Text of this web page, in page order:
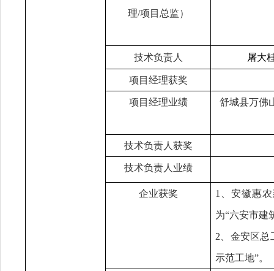
理/项目总监）
技术负责人 屠大
项目经理获奖
项目经理业绩 舒城县万佛
技术负责人获奖
技术负责人业绩
企业获奖 1、安徽惠
为“六安市建
2、金安区总
示范工地”。